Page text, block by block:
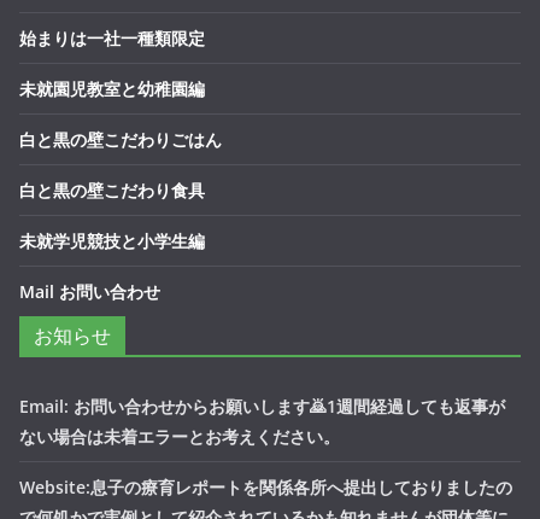
始まりは一社一種類限定
未就園児教室と幼稚園編
白と黒の壁こだわりごはん
白と黒の壁こだわり食具
未就学児競技と小学生編
Mail お問い合わせ
お知らせ
Email: お問い合わせからお願いします🙇1週間経過しても返事が
ない場合は未着エラーとお考えください。
Website:息子の療育レポートを関係各所へ提出しておりましたの